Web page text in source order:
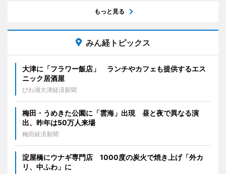
もっと見る
みん経トピックス
大津に「フラワー飯店」 ランチやカフェも提供するエス
ニック居酒屋
びわ湖大津経済新聞
梅田・うめきた公園に「雲海」出現 昼と夜で異なる演
出、昨年は50万人来場
梅田経済新聞
淀屋橋にウナギ専門店 1000度の炭火で焼き上げ「外カ
リ、中ふわ」に